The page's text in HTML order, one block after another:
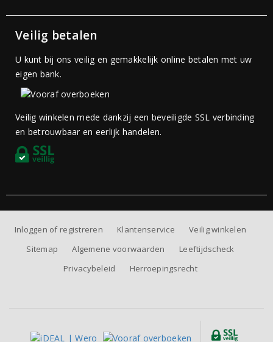
Veilig betalen
U kunt bij ons veilig en gemakkelijk online betalen met uw
eigen bank.
Veilig winkelen mede dankzij een beveiligde SSL verbinding
en betrouwbaar en eerlijk handelen.
Inloggen of registreren Klantenservice
Veilig winkelen
Sitemap
Algemene voorwaarden
Leeftijdscheck
Privacybeleid
Herroepingsrecht